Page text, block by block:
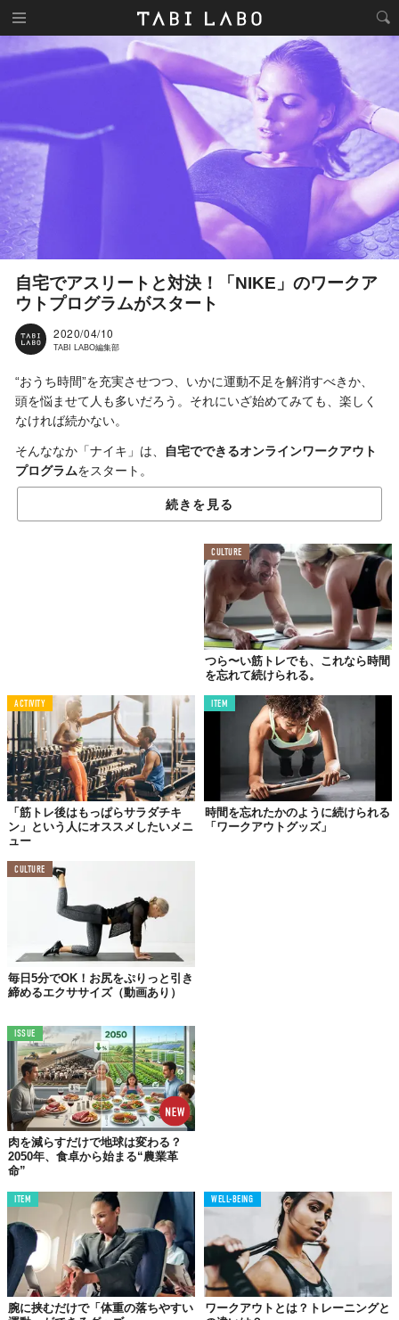
自宅でアスリートと対決！「NIKE」のワークア
ウトプログラムがスタート
2020/04/10
TABI LABO編集部
“おうち時間”を充実させつつ、いかに運動不足を解消すべきか、
頭を悩ませて人も多いだろう。それにいざ始めてみても、楽しく
なければ続かない。
そんななか「ナイキ」は、
自宅でできるオンラインワークアウト
プログラムをスタート。
「The Living Room Cup」と題された同ブロジェクトは、毎
週、課されるフィットネスチャレンジを通じて、プロアスリート
記念すべき第1回の対戦相手は、サッカー選手の
クリスティアー
。課題は腹筋運動だ。Instagramに投稿された動画で
という記録を叩き出し、このレコードを1週間で
更新するようフォロワーに呼びかけた。
「#thelivingroomcup」とつけ
てInstagramに動画をポストするだけ。クリロナのように見事な腹
筋を手に入れられるかもしれない。
今後もナイキが契約するアスリートを起用して、自宅でできるワ
ークアウトを展開していくそう。次の登場人物にも乞うご期待！
TABI LABO
この世界は、もっと広いはずだ。
続きを見る
CULTURE
つら〜い筋トレでも、これなら時間
を忘れて続けられる。
ACTIVITY
「筋トレ後はもっぱらサラダチキ
ン」という人にオススメしたいメニ
ュー
ITEM
時間を忘れたかのように続けられる
「ワークアウトグッズ」
CULTURE
毎日5分でOK！お尻をぷりっと引き
締めるエクササイズ（動画あり）
ISSUE
肉を減らすだけで地球は変わる？
2050年、食卓から始まる“農業革
命”
ITEM
腕に挟むだけで「体重の落ちやすい
WELL-BEING
ワークアウトとは？トレーニングと